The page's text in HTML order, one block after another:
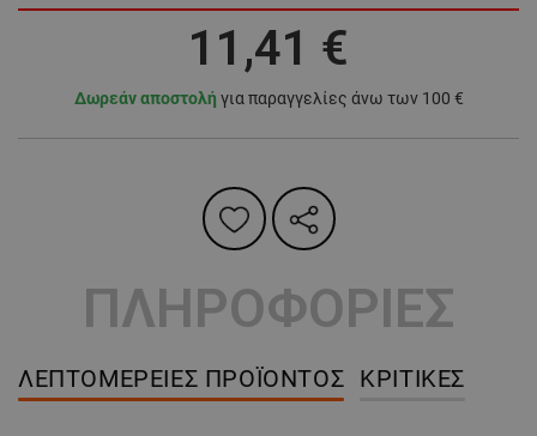
11,41 €
Δωρεάν αποστολή για παραγγελίες άνω των 100 €
ΠΛΗΡΟΦΟΡΙΕΣ
ΛΕΠΤΟΜΈΡΕΙΕΣ ΠΡΟΪΌΝΤΟΣ ΚΡΙΤΙΚΈΣ